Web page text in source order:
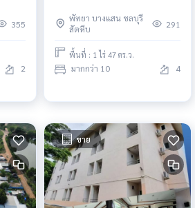
355
2
ใกล้ทะเล และสาธารณูปโภคมากมาย
บุญกาณจนา เมืองพัทยา
พัทยา บางแสน ชลบุรี
สัตหีบ
291
พื้นที่ : 1 ไร่ 47 ตร.ว.
มากกว่า 10 4
ขาย